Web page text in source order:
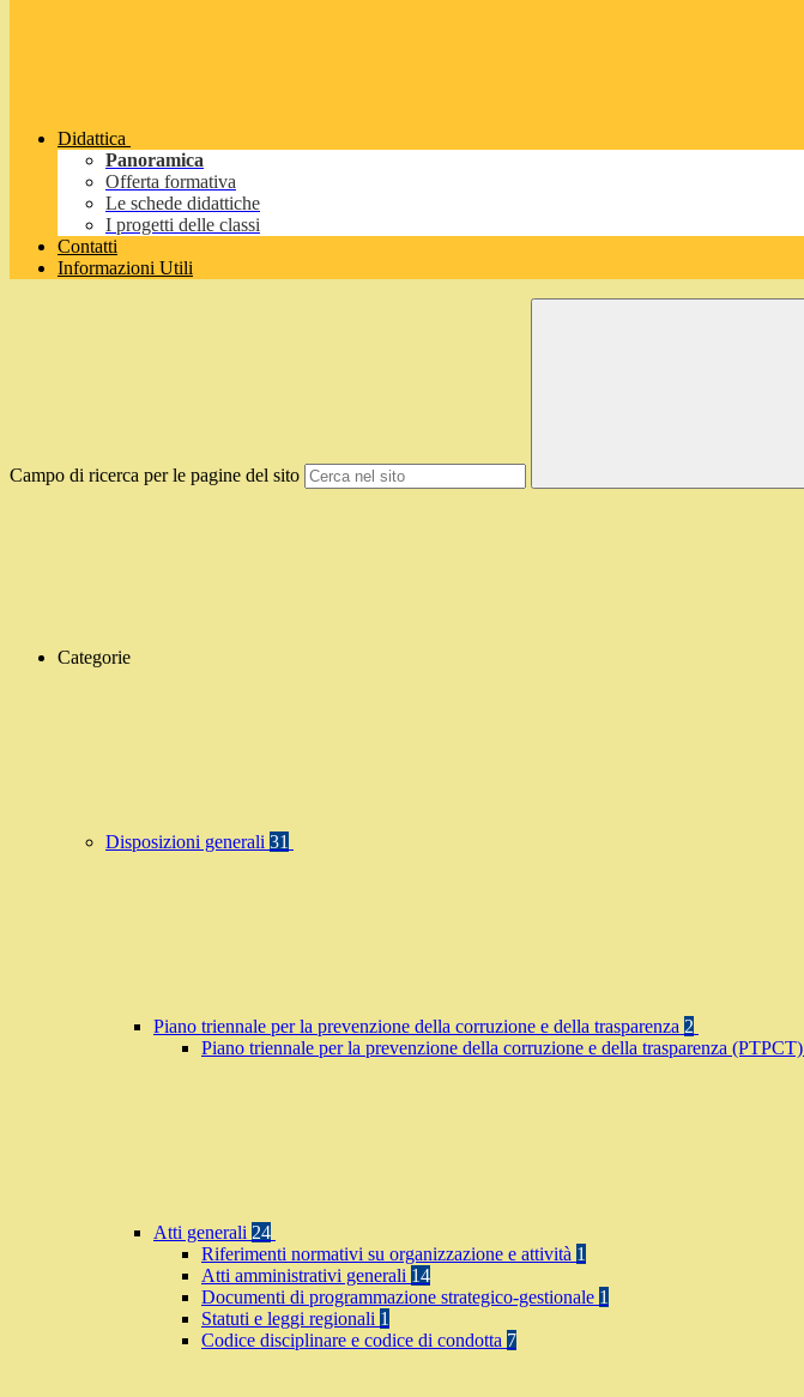
Didattica
Panoramica
Offerta formativa
Le schede didattiche
I progetti delle classi
Contatti
Informazioni Utili
Campo di ricerca per le pagine del sito
Categorie
Disposizioni generali 31
Piano triennale per la prevenzione della corruzione e della trasparenza 2
Piano triennale per la prevenzione della corruzione e della trasparenza (PTPCT)
Atti generali 24
Riferimenti normativi su organizzazione e attività 1
Atti amministrativi generali 14
Documenti di programmazione strategico-gestionale 1
Statuti e leggi regionali 1
Codice disciplinare e codice di condotta 7